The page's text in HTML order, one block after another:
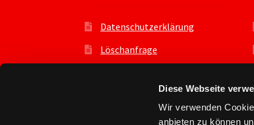
Diese Webseite
Wir verwenden
anbieten zu können
Datenschutzerklärung
Löschanfrage
Datenschutzeinstellungen